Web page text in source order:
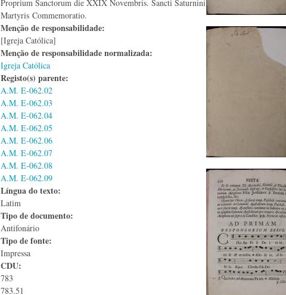
Proprium Sanctorum die XXIX Novembris. Sancti Saturnini
Martyris Commemoratio.
Menção de responsabilidade:
[Igreja Católica]
Menção de responsabilidade normalizada:
Igreja Católica
Registo(s) parente:
A.M. E-062.02
A.M. E-062.03
A.M. E-062.04
A.M. E-062.05
A.M. E-062.06
A.M. E-062.07
A.M. E-062.08
A.M. E-062.09
Língua do texto:
Latim
Tipo de documento:
Antifonário
Tipo de fonte:
Impressa
CDU:
783
783.51